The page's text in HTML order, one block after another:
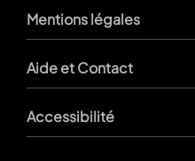
Mentions légales
Aide et Contact
Accessibilité